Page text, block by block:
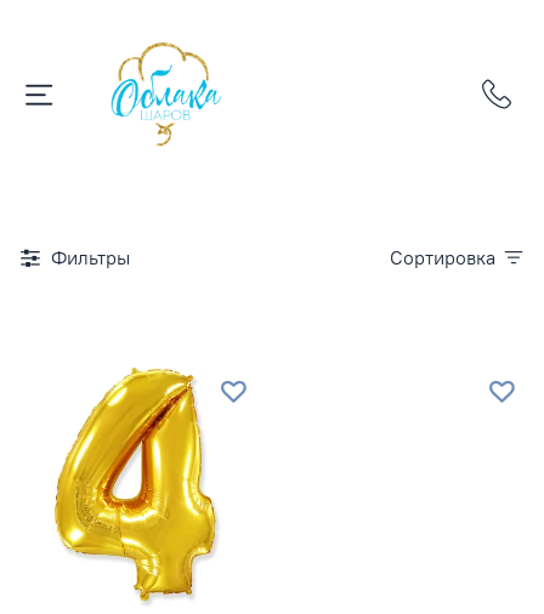
Фильтры Сортировка